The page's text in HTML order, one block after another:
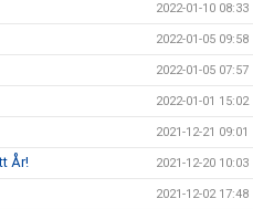
2022-01-10 08:33
2022-01-05 09:58
2022-01-05 07:57
2022-01-01 15:02
2021-12-21 09:01
År! 2021-12-20 10:03
2021-12-02 17:48